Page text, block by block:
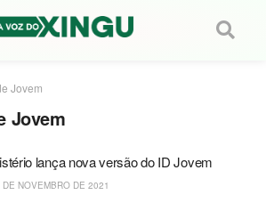
Jovem
Jovem
lança nova versão do ID Jovem
DE NOVEMBRO DE 2021